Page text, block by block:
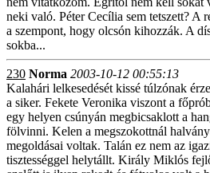
neki való. Péter Cecília sem tetszett? A
a szempont, hogy olcsón kihozzák. A
sokba...
230 Norma 2003-10-12 00:55:13
Kalahári lelkesedését kissé túlzónak
a siker. Fekete Veronika viszont a
egy helyen csúnyán megbicsaklott a
fölvinni. Kelen a megszokottnál
megoldásai voltak. Talán ez nem az
tisztességgel helytállt. Király Miklós